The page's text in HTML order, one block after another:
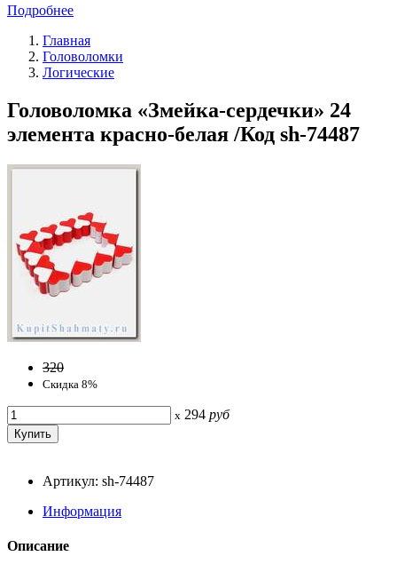
Подробнее
Главная
Головоломки
Логические
Головоломка «Змейка-сердечки» 24
элемента красно-белая /Код sh-74487
320
Скидка 8%
x 294 руб
Артикул: sh-74487
Информация
Описание